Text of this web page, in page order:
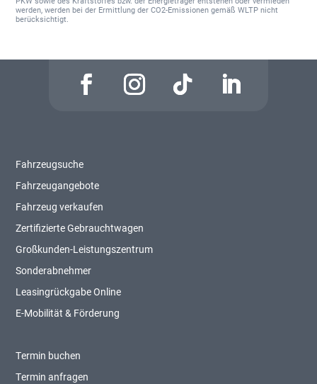
werden, werden bei der Ermittlung der CO2-Emissionen gemäß WLTP nicht
berücksichtigt.
Fahrzeugsuche
Fahrzeugangebote
Fahrzeug verkaufen
Zertifizierte Gebrauchtwagen
Großkunden-Leistungszentrum
Sonderabnehmer
Leasingrückgabe Online
E-Mobilität & Förderung
Termin buchen
Termin anfragen